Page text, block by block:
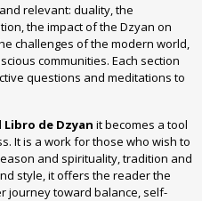
relevant: duality, the
the impact of the Dzyan on
challenges of the modern world,
communities. Each section
questions and meditations to
Libro de Dzyan it becomes a tool
It is a work for those who wish to
and spirituality, tradition and
style, it offers the reader the
journey toward balance, self-